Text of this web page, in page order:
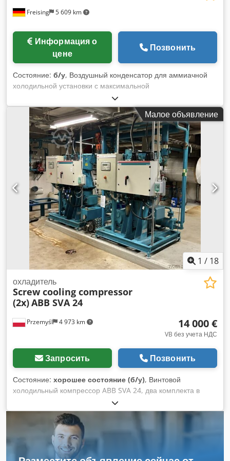
Freising 5 609 km
цене
Позвонить
Состояние: б/у, Воздушный конденсатор для аммиачной
холодильной установки с максимальной
производительностью 180 кВт. Dkedpfxjxzqtus Agfor
Машина (дополнение): Охладитель Мощность на
вентилятор: 2 кВт Расположение / позиция: для установки
на открытом воздухе на объекте Базовая конструкция:
Корпус с вентиляторами и охладителями Комплектация: 3
вентилятора, главный выключатель Alpin
Малое объявление
1 / 18
Przemyśl 4 973 km
охладитель
Screw cooling compressor
(2x)ABB SVA 24
14 000 €
VB без учета НДС
Запросить Позвонить
Состояние: хорошее состояние (б/у), Винтовой
холодильный компрессор ABB SVA 24, два комплекта в
наличии Dodpfxoyb Sdij Agfokr Год выпуска: 1991 Сделано
в Германии В хорошем рабочем состоянии